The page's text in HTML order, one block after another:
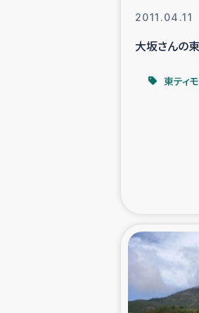
2011.04.11
大坂さんの
東ティ